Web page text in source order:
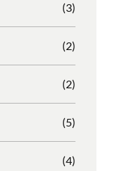
(3)
(2)
(2)
(5)
(4)